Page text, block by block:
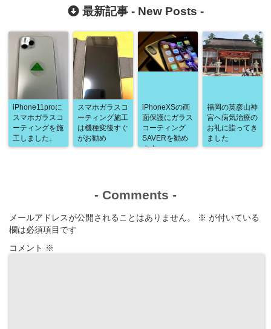
最新記事 - New Posts -
iPhone11proに
スマホガラスコ
ーティングを施
工しました。
スマホガラスコ
ーティング施工
は機種変後すぐ
がお勧め
iPhoneXSの画
面保護にガラス
コーティング
SAVERを勧め
ます
福岡の英彦山神
宮へ病気治療の
お礼に詣ってき
ました
- Comments -
メールアドレスが公開されることはありません。 ※ が付いている
欄は必須項目です
コメント ※